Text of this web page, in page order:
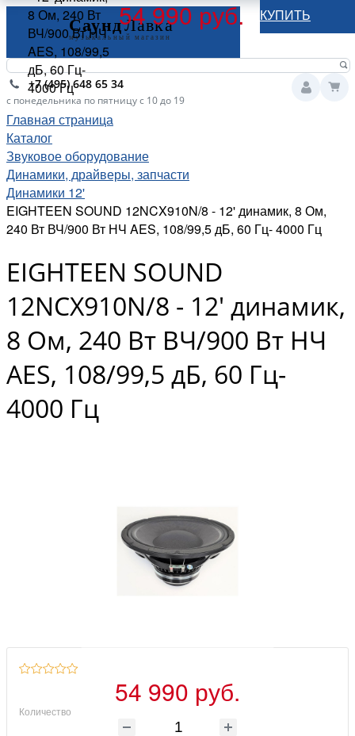
+7 (495) 648 65 34
с понедельника по пятницу с 10 до 19
Главная страница
Каталог
Звуковое оборудование
Динамики, драйверы, запчасти
Динамики 12'
EIGHTEEN SOUND 12NCX910N/8 - 12' динамик, 8 Ом,
240 Вт ВЧ/900 Вт НЧ AES, 108/99,5 дБ, 60 Гц- 4000 Гц
EIGHTEEN SOUND
12NCX910N/8 - 12' динамик,
8 Ом, 240 Вт ВЧ/900 Вт НЧ
AES, 108/99,5 дБ, 60 Гц-
4000 Гц
54 990 руб.
Количество
8 Ом, 240 Вт
ВЧ/900 Вт НЧ
AES, 108/99,5
дБ, 60 Гц-
4000 Гц
54 990 руб. КУПИТЬ